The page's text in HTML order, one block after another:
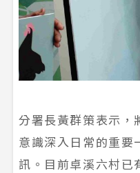
分署長黃群策表示，
意識深入日常的重要
訊。目前卓溪六村已